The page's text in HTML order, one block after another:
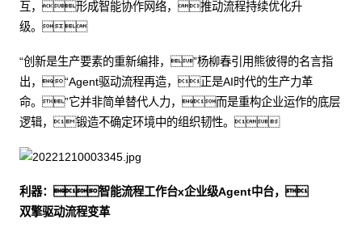
互，形成智能协作网络，推动流程持续优化升
级。
“创新是生产要素的重新编排，”杨柳春引用熊彼得的名言指
出，“Agent驱动流程再造，正是AI时代的生产力革
命。”它并非简单替代人力，而是重构企业运作的底层
逻辑，锻造不确定环境中的组织韧性。
利器：智能流程工作台x企业级Agent中台，
双擎驱动流程变革